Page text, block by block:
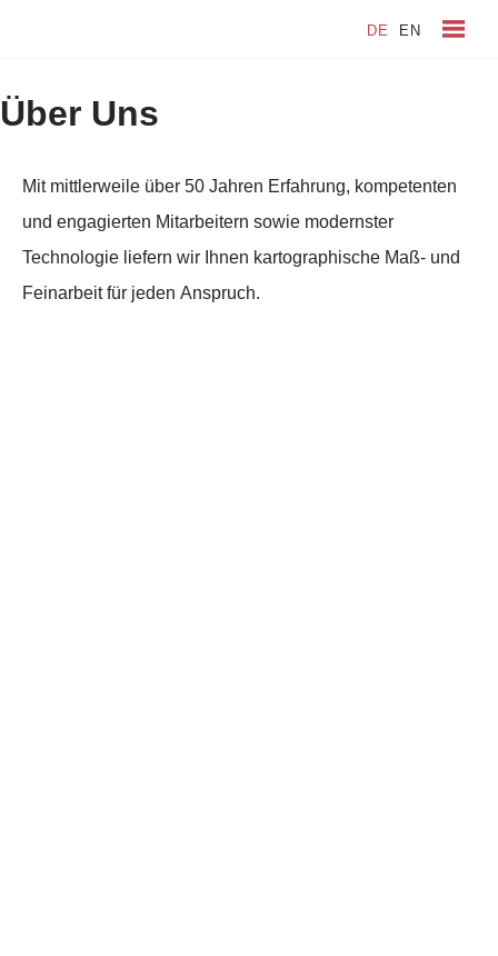
Inhalt
DE EN
Über Uns
Mit mittlerweile über 50 Jahren Erfahrung, kompetenten
und engagierten Mitarbeitern sowie modernster
Technologie liefern wir Ihnen kartographische Maß- und
Feinarbeit für jeden Anspruch.